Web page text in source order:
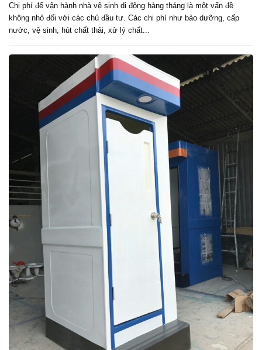
Chi phí để vận hành nhà vệ sinh di động hàng tháng là một vấn đề
không nhỏ đối với các chủ đầu tư. Các chi phí như bảo dưỡng, cấp
nước, vệ sinh, hút chất thải, xử lý chất...